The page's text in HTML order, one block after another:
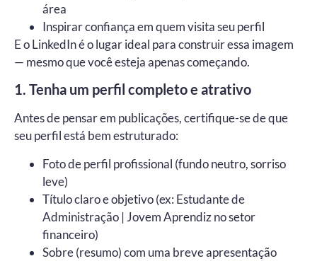
área
Inspirar confiança em quem visita seu perfil
E o LinkedIn é o lugar ideal para construir essa imagem
— mesmo que você esteja apenas começando.
1. Tenha um perfil completo e atrativo
Antes de pensar em publicações, certifique-se de que
seu perfil está bem estruturado:
Foto de perfil profissional (fundo neutro, sorriso
leve)
Título claro e objetivo (ex: Estudante de
Administração | Jovem Aprendiz no setor
financeiro)
Sobre (resumo) com uma breve apresentação